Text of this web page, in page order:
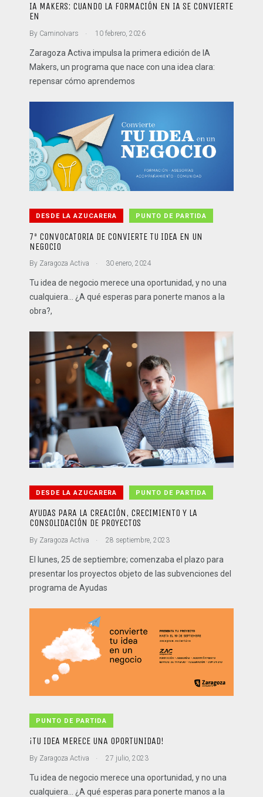
IA MAKERS: CUANDO LA FORMACIÓN EN IA SE CONVIERTE
EN
By CaminoIvars 10 febrero, 2026
Zaragoza Activa impulsa la primera edición de IA
Makers, un programa que nace con una idea clara:
repensar cómo aprendemos
DESDE LA AZUCARERA PUNTO DE PARTIDA
7ª CONVOCATORIA DE CONVIERTE TU IDEA EN UN
NEGOCIO
By Zaragoza Activa . 30 enero, 2024
Tu idea de negocio merece una oportunidad, y no una
cualquiera… ¿A qué esperas para ponerte manos a la
obra?,
DESDE LA AZUCARERA PUNTO DE PARTIDA
AYUDAS PARA LA CREACIÓN, CRECIMIENTO Y LA
CONSOLIDACIÓN DE PROYECTOS
By Zaragoza Activa . 28 septiembre, 2023
El lunes, 25 de septiembre; comenzaba el plazo para
presentar los proyectos objeto de las subvenciones del
programa de Ayudas
PUNTO DE PARTIDA
¡TU IDEA MERECE UNA OPORTUNIDAD!
By Zaragoza Activa 27 julio, 2023
Tu idea de negocio merece una oportunidad, y no una
cualquiera… ¿A qué esperas para ponerte manos a la